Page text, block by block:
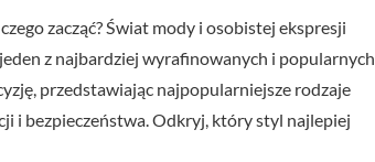
zacząć? Świat mody i osobistej ekspresji
z najbardziej wyrafinowanych i popularnych
przedstawiając najpopularniejsze rodzaje
i bezpieczeństwa. Odkryj, który styl najlepiej